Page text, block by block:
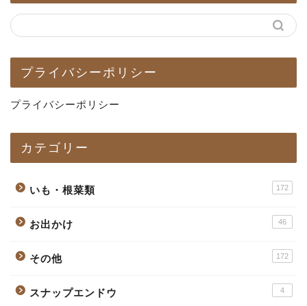
プライバシーポリシー
プライバシーポリシー
カテゴリー
いも・根菜類 172
お出かけ 46
その他 172
スナップエンドウ 4